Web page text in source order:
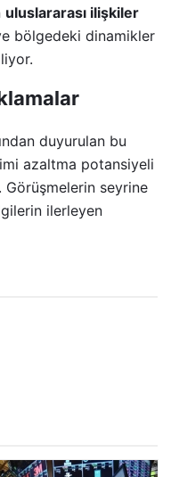
uluslararası ilişkiler
bölgedeki dinamikler
duyurulan bu
azaltma potansiyeli
Görüşmelerin seyrine
ilerleyen